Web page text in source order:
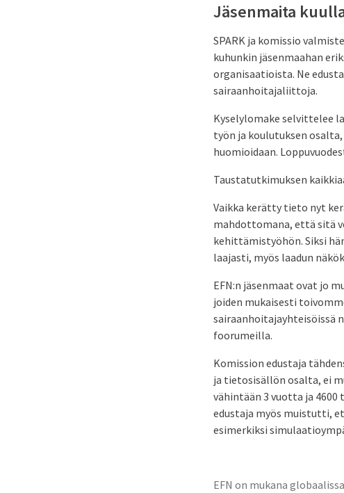
Jäsenmaita
SPARK ja komissio
kuhunkin jäsenmaahan
organisaatioista. Ne
sairaanhoitajaliittoja.
Kyselylomake selvittelee
työn ja koulutuksen
huomioidaan.
Taustatutkimuksen
Vaikka kerätty tieto nyt
mahdottomana, että sitä
kehittämistyöhön. Siksi
laajasti, myös laadun
EFN:n jäsenmaat ovat jo
joiden mukaisesti
sairaanhoitajayhteisöissä
foorumeilla.
Komission edustaja
ja tietosisällön osalta, ei
vähintään 3 vuotta ja
edustaja myös muistutti,
esimerkiksi
EFN on mukana